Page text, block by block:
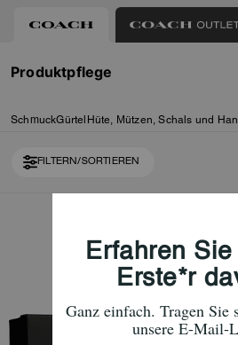
Produktpflege
SchmuckGürtel Hüte, Mützen, Schals und
FILTERN/SORTIEREN